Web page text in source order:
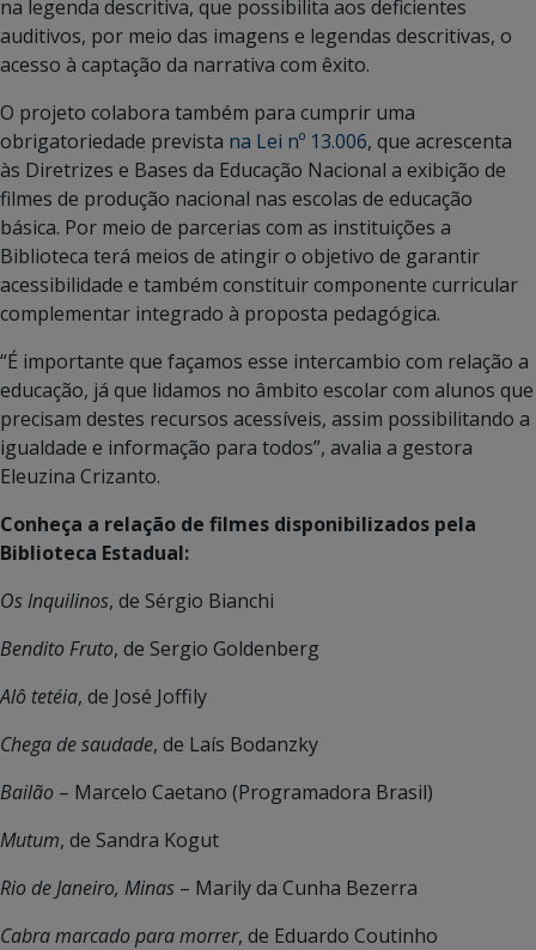
na legenda descritiva, que possibilita aos deficientes
auditivos, por meio das imagens e legendas descritivas, o
acesso à captação da narrativa com êxito.
O projeto colabora também para cumprir uma
obrigatoriedade prevista na Lei nº 13.006, que acrescenta
às Diretrizes e Bases da Educação Nacional a exibição de
filmes de produção nacional nas escolas de educação
básica. Por meio de parcerias com as instituições a
Biblioteca terá meios de atingir o objetivo de garantir
acessibilidade e também constituir componente curricular
complementar integrado à proposta pedagógica.
“É importante que façamos esse intercambio com relação a
educação, já que lidamos no âmbito escolar com alunos que
precisam destes recursos acessíveis, assim possibilitando a
igualdade e informação para todos”, avalia a gestora
Eleuzina Crizanto.
Conheça a relação de filmes disponibilizados pela
Biblioteca Estadual:
Os Inquilinos, de Sérgio Bianchi
Bendito Fruto, de Sergio Goldenberg
Alô tetéia, de José Joffily
Chega de saudade, de Laís Bodanzky
Bailão – Marcelo Caetano (Programadora Brasil)
Mutum, de Sandra Kogut
Rio de Janeiro, Minas – Marily da Cunha Bezerra
Cabra marcado para morrer, de Eduardo Coutinho